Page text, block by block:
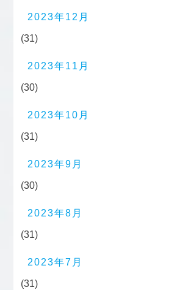
2023年12月
(31)
2023年11月
(30)
2023年10月
(31)
2023年9月
(30)
2023年8月
(31)
2023年7月
(31)